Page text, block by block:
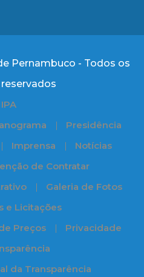
Pernambuco - Todos os
IPA
Presidência
Imprensa
Notícias
de Contratar
Galeria de Fotos
e Licitações
Preços
Privacidade
da Transparência